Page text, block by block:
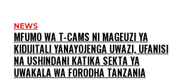
NEWS
MFUMO WA T-CAMS NI MAGEUZI YA
KIDIJITALI YANAYOJENGA UWAZI, UFANISI
NA USHINDANI KATIKA SEKTA YA
UWAKALA WA FORODHA TANZANIA